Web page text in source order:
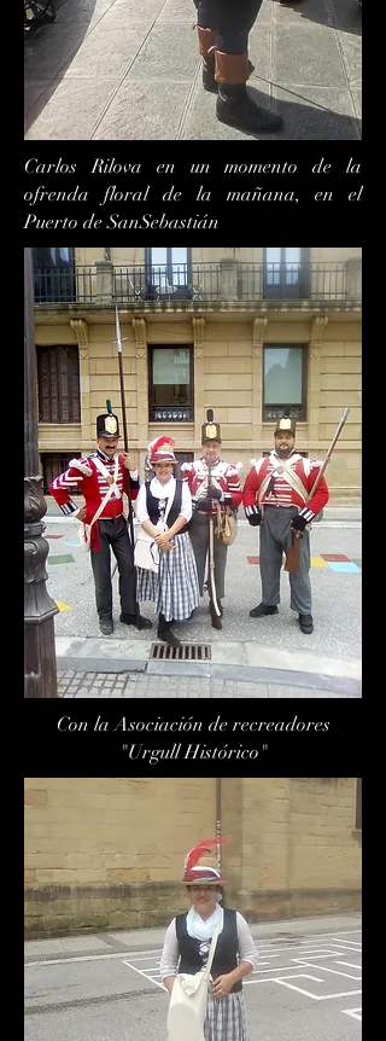
Carlos Rilova en un momento de la
ofrenda floral de la mañana, en el
Puerto de SanSebastián
Con la Asociación de recreadores
"Urgull Histórico"